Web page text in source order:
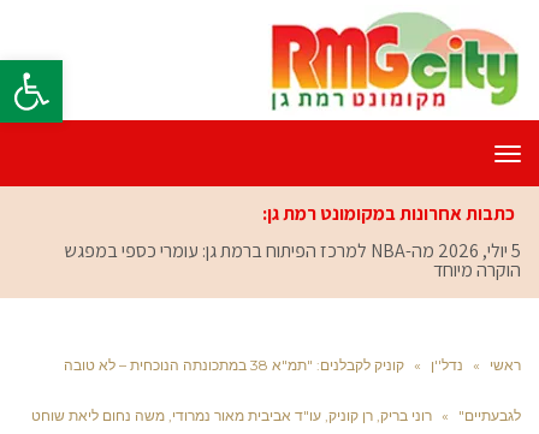
פתח
תפריט
כתבות אחרונות במקומונט רמת גן:
5 יולי, 2026
מה-NBA למרכז הפיתוח ברמת גן: עומרי כספי במפגש
הוקרה מיוחד
ראשי » נדל''ן » קוניק לקבלנים: "תמ"א 38 במתכונתה הנוכחית – לא טובה
לגבעתיים" » רוני בריק, רן קוניק, עו"ד אביבית מאור נמרודי, משה נחום ליאת שוחט